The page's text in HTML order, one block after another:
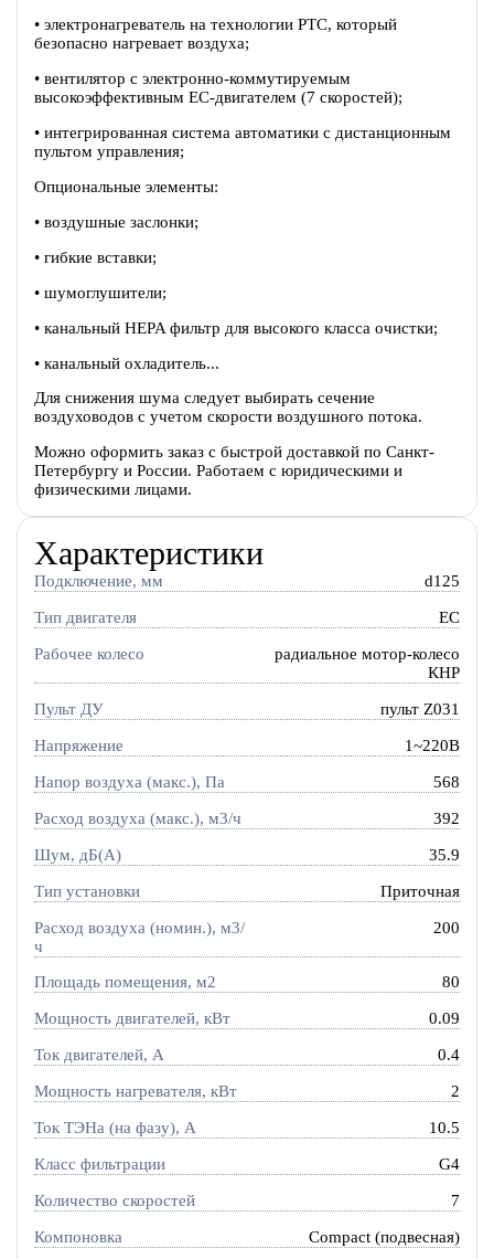
• электронагреватель на технологии PTC, который
безопасно нагревает воздуха;
• вентилятор c электронно-коммутируемым
высокоэффективным EC-двигателем (7 скоростей);
• интегрированная система автоматики с дистанционным
пультом управления;
Опциональные элементы:
• воздушные заслонки;
• гибкие вставки;
• шумоглушители;
• канальный HEPA фильтр для высокого класса очистки;
• канальный охладитель...
Для снижения шума следует выбирать сечение
воздуховодов с учетом скорости воздушного потока.
Можно оформить заказ с быстрой доставкой по Санкт-
Петербургу и России. Работаем с юридическими и
физическими лицами.
Характеристики
Подключение, мм d125
Тип двигателя EC
Рабочее колесо
радиальное мотор-колесо
КНР
Пульт ДУ пульт Z031
Напряжение 1~220В
Напор воздуха (макс.), Па 568
Расход воздуха (макс.), м3/ч 392
Шум, дБ(А) 35.9
Тип установки Приточная
Расход воздуха (номин.), м3/
ч
200
Площадь помещения, м2 80
Мощность двигателей, кВт 0.09
Ток двигателей, А 0.4
Мощность нагревателя, кВт 2
Ток ТЭНа (на фазу), А 10.5
Класс фильтрации G4
Количество скоростей 7
Компоновка Compact (подвесная)